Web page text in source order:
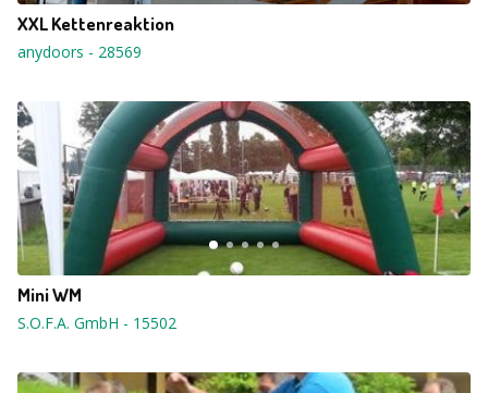
XXL Kettenreaktion
anydoors - 28569
Mini WM
S.O.F.A. GmbH - 15502